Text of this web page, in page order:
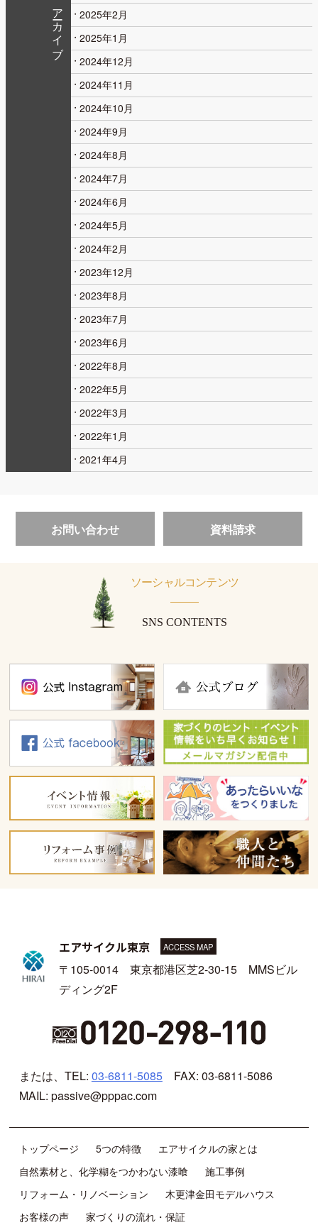
アーカイブ
2025年2月
2025年1月
2024年12月
2024年11月
2024年10月
2024年9月
2024年8月
2024年7月
2024年6月
2024年5月
2024年2月
2023年12月
2023年8月
2023年7月
2023年6月
2022年8月
2022年5月
2022年3月
2022年1月
2021年4月
お問い合わせ 資料請求
ソーシャルコンテンツ
SNS CONTENTS
エアサイクル東京 ACCESS MAP
〒105-0014 東京都港区芝2-30-15 MMSビル
ディング2F
または、TEL: 03-6811-5085
FAX: 03-6811-5086
MAIL: passive@pppac.com
トップページ 5つの特徴
エアサイクルの家とは
自然素材と、化学糊をつかわない漆喰
施工事例
リフォーム・リノベーション
木更津金田モデルハウス
お客様の声
家づくりの流れ・保証